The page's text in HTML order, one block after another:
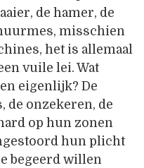
de hamer, de
misschien
het is allemaal
vuile lei. Wat
eigenlijk? De
de onzekeren, de
op hun zonen
hun plicht
begeerd willen